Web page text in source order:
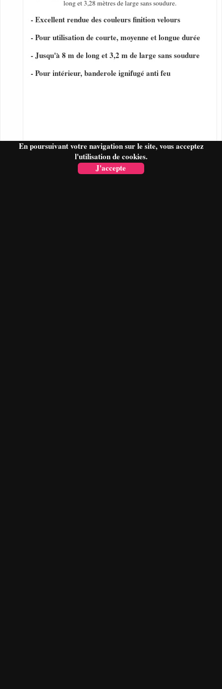
En poursuivant votre navigation sur le site, vous acceptez
l'utilisation de cookies.
J'accepte
long et 3,28 mètres de large sans soudure.
- Excellent rendue des couleurs finition velours
- Pour utilisation de courte, moyenne et longue durée
- Jusqu'à 8 m de long et 3,2 m de large sans soudure
- Pour intérieur, banderole ignifugé anti feu